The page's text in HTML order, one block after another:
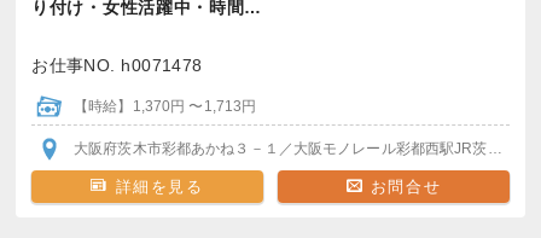
り付け・女性活躍中・時間…
お仕事NO. h0071478
【時給】1,370円 〜1,713円
大阪府茨木市彩都あかね３－１ ／大阪モノレール彩都西駅JR茨木駅
詳細を見る お問合せ